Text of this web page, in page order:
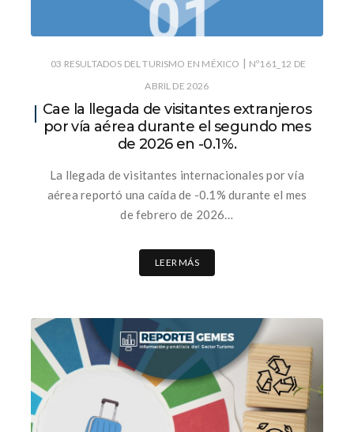
03 RESULTADOS DEL TURISMO EN MÉXICO | Nº161_12 DE
ABRIL DE 2026
Cae la llegada de visitantes extranjeros
por vía aérea durante el segundo mes
de 2026 en -0.1%.
La llegada de visitantes internacionales por vía
aérea reportó una caída de -0.1% durante el mes
de febrero de 2026…
LEER MÁS